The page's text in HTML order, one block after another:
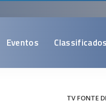
Eventos Classificados
TV FONTE